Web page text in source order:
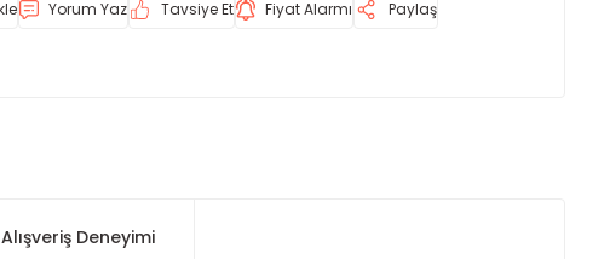
Yorum Yaz Tavsiye Et Fiyat Alarmı
Paylaş
Alışveriş Deneyimi